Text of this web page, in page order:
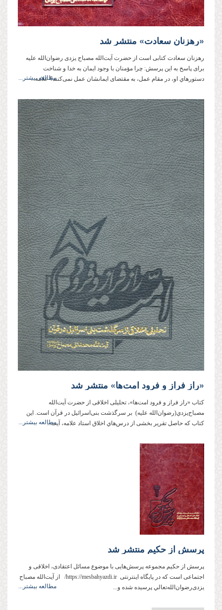
«رهزنان سعادت» منتشر شد
رهزنان سعادت کتابی است از حضرت آیت‌الله مصباح یزدی رضوان‌الله علیه
برای پاسخ به این پرسش: چرا مؤمنان با وجود ایمان به خدا و شناخت
دستورهاي او، در مقام عمل، به مقتضای ایمانشان عمل نمی‌کنند؟ علامه...
مطالعه بیشتر...
«راز فراز و فرود امت‌ها» منتشر شد
کتاب «راز فراز و فرود امت‌ها»، تحلیلی اخلاقی از حضرت آيت‌الله
مصباح‌يزدي(رضوان‌الله علیه) بر سرگذشت بنی‌اسرائیل در قرآن است. این
کتاب که حاصل تقرير بخشی از درس‌هاي اخلاق استاد علامه، آيت‌...مطالعه بیشتر...
پرسش از حکیم منتشر شد
پرسش از حکیم مجموعه پرسش‌هایی با موضوع مسائل اعتقادی، اخلاقی و
اجتماعی است که در پایگاه اینترنتی https://mesbahyazdi.ir/ از آیت‌الله مصباح
یزدی‌‌‌‌‌‌‌رضوان‌الله‌تعالي پرسيده شده و...
مطالعه بیشتر...